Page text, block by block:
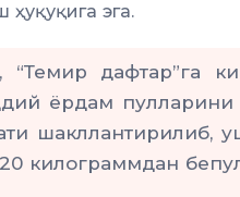
ҳуқуқига эга.
“Темир дафтар”га
ёрдам пулларини
шакллантирилиб,
килограммдан